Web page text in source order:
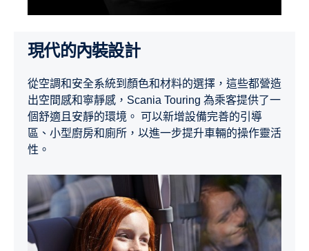
現代的內裝設計
從空調和安全系統到顏色和材料的選擇，這些都營造
出空間感和寧靜感，Scania Touring 為乘客提供了一
個舒適且安靜的環境。 可以新增設備完善的引導
區、小型廚房和廁所，以進一步提升車輛的操作靈活
性。